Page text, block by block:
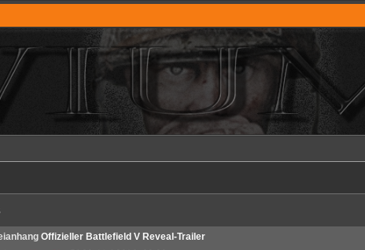
Offizieller Battlefield V Reveal-Trailer